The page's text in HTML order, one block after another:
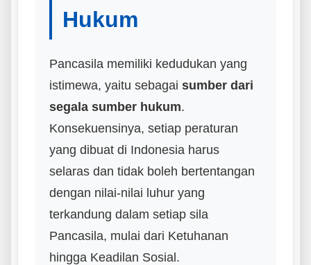
Hukum
Pancasila memiliki kedudukan yang
istimewa, yaitu sebagai sumber dari
segala sumber hukum.
Konsekuensinya, setiap peraturan
yang dibuat di Indonesia harus
selaras dan tidak boleh bertentangan
dengan nilai-nilai luhur yang
terkandung dalam setiap sila
Pancasila, mulai dari Ketuhanan
hingga Keadilan Sosial.